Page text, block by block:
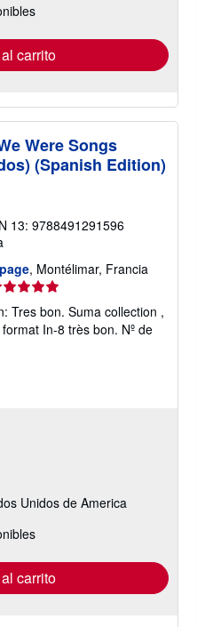
carrito
Were Songs
(Spanish Edition)
13: 9788491291596
, Montélimar, Francia
Tres bon. Suma collection ,
In-8 très bon. Nº de
Unidos de America
carrito